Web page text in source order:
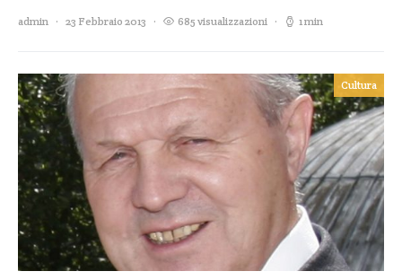
admin 23 Febbraio 2013 685 visualizzazioni 1 min
Cultura